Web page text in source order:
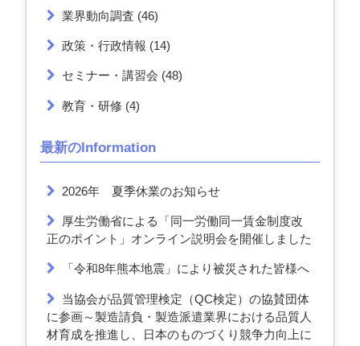
業界動向調査 (46)
政策・行政情報 (14)
セミナー・講習会 (48)
教育・研修 (4)
最新のInformation
2026年 夏季休業のお知らせ
厚生労働省による「同一労働同一賃金制度改
正のポイント」オンライン説明会を開催しました
「令和8年熊本地震」により被災された皆様へ
当協会が品質管理検定（QC検定）の協賛団体
に参画～製造請負・製造派遣業界における品質人
材育成を推進し、日本のものづくり競争力向上に